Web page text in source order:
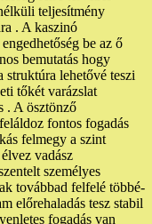
teljesítmény
. A kaszinó
be az ő
bemutatás hogy
struktúra lehetővé teszi
tőkét varázslat
. A ösztönző
fontos fogadás
felmegy a szint
vadász
személyes
továbbad felfelé többé-
előrehaladás tesz stabil
fogadás van